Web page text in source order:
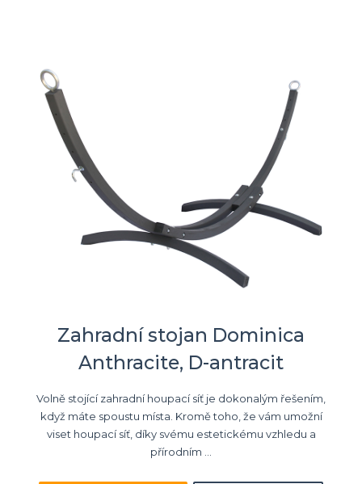
Zahradní stojan Dominica
Anthracite, D-antracit
Volně stojící zahradní houpací síť je dokonalým řešením,
když máte spoustu místa. Kromě toho, že vám umožní
viset houpací síť, díky svému estetickému vzhledu a
přírodním ...